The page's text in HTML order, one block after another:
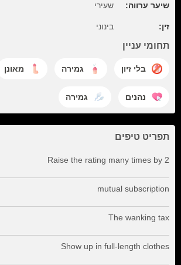
שיער ערווה: שעירי
זין: בינוני
תחומי עניין
בלי זיון גמירה מאונן
נהנים גמירה
תפריט טיפים
Raise the rating many times by 2
mutual subscription
The wanking tax
Show up in full-length clothes